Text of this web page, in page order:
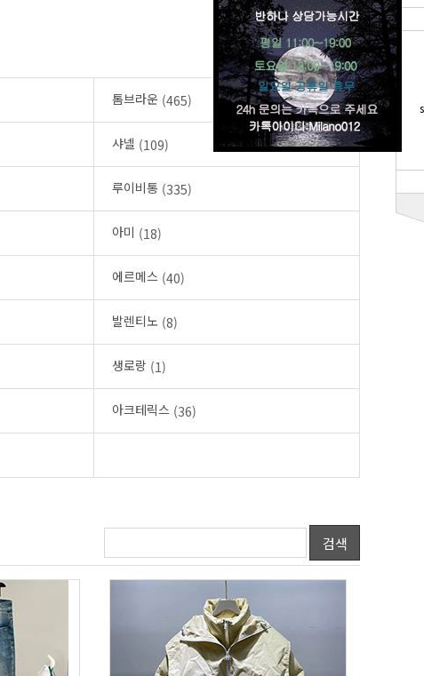
톰브라운 (465)
샤넬 (109)
루이비통 (335)
아미 (18)
에르메스 (40)
발렌티노 (8)
생로랑 (1)
아크테릭스 (36)
검색